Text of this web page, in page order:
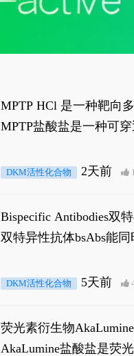
MPTP HCl 是一种靶向
经典应用即为选择性损
MPTP盐酸盐是一种可
DKM活性化合物 2天前 1
Bispecific Antibodies双
双特异性抗体bsAbs能
DKM活性化合物 5天前
荧光素衍生物
穿透能力，大幅增强成
AkaLumine盐酸盐是荧